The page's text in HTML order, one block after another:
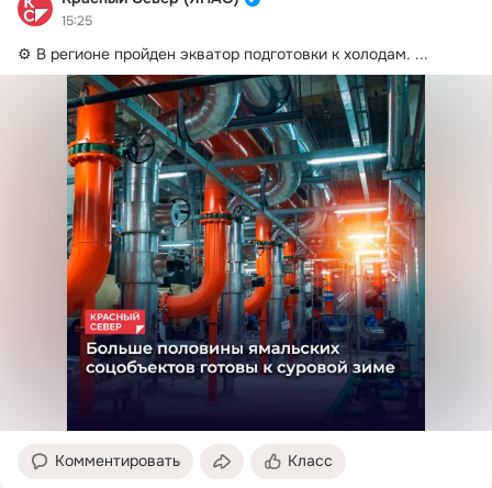
15:25
⚙️ В регионе пройден экватор подготовки к холодам. ...
Комментировать Класс